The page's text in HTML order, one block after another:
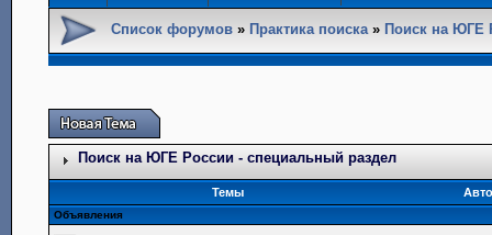
Список форумов » Практика поиска» Поиск на ЮГЕ
Поиск на ЮГЕ России - специальный раздел
Темы
Объявления